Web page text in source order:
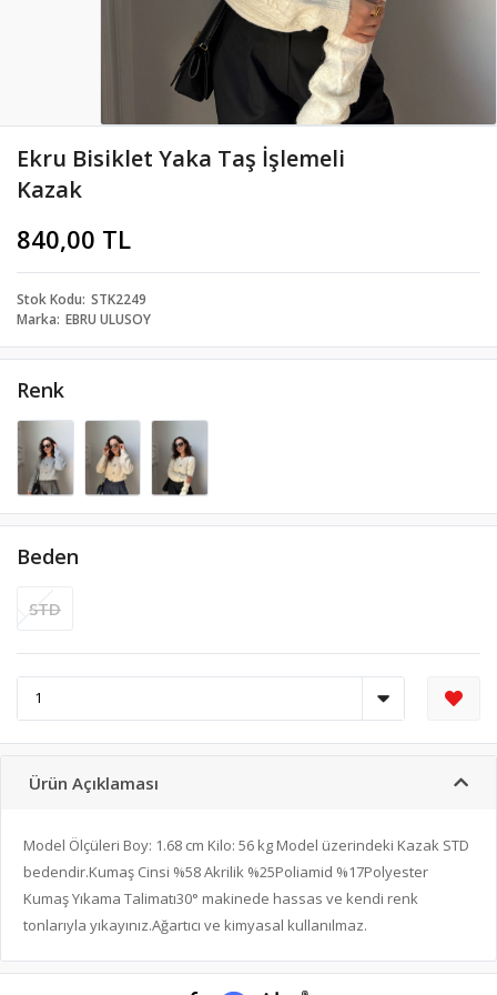
Ekru Bisiklet Yaka Taş İşlemeli
Kazak
840,00 TL
Stok Kodu STK2249
Marka EBRU ULUSOY
Renk
Beden
STD
Ürün Açıklaması
Model Ölçüleri Boy: 1.68 cm Kilo: 56 kg Model üzerindeki Kazak STD
bedendir.Kumaş Cinsi %58 Akrilik %25Poliamid %17Polyester
Kumaş Yıkama Talimatı30° makinede hassas ve kendi renk
tonlarıyla yıkayınız.Ağartıcı ve kimyasal kullanılmaz.